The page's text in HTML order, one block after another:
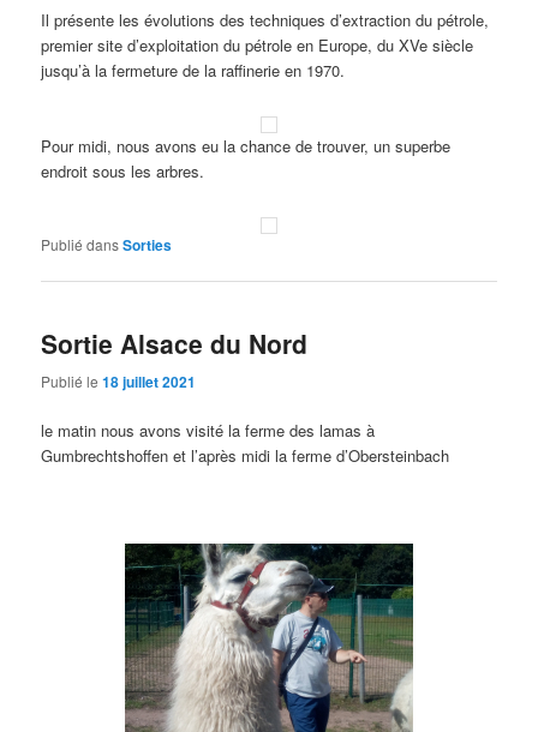
Il présente les évolutions des techniques d’extraction du pétrole,
premier site d’exploitation du pétrole en Europe, du XVe siècle
jusqu’à la fermeture de la raffinerie en 1970.
Pour midi, nous avons eu la chance de trouver, un superbe
endroit sous les arbres.
Publié dansSorties
Sortie Alsace du Nord
Publié le18 juillet 2021
le matin nous avons visité la ferme des lamas à
Gumbrechtshoffen et l’après midi la ferme d’Obersteinbach